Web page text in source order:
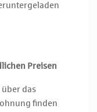
Preisen
das
finden